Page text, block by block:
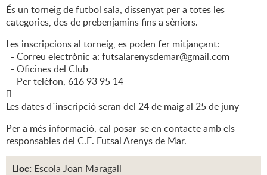
És un torneig de futbol sala, dissenyat per a totes les
categories, des de prebenjamins fins a sèniors.
Les inscripcions al torneig, es poden fer mitjançant:
- Correu electrònic a: futsalarenysdemar@gmail.com
- Oficines del Club
- Per telèfon, 616 93 95 14

Les dates d´inscripció seran del 24 de maig al 25 de juny
Per a més informació, cal posar-se en contacte amb els
responsables del C.E. Futsal Arenys de Mar.
Lloc: Escola Joan Maragall